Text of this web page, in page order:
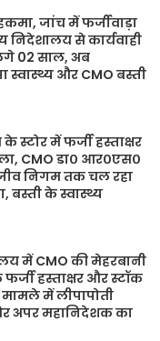
जांच में फर्जीवाड़ा
निदेशालय से कार्यवाही
02 साल, अब
स्वास्थ्य और CMO बस्ती
स्टोर में फर्जी हस्ताक्षर
CMO डा० आर०एस०
निगम तक चल रहा
बस्ती के स्वास्थ्य
में CMO की मेहरबानी
हस्ताक्षर और स्टॉक
में लीपापोती
अपर महानिदेशक का